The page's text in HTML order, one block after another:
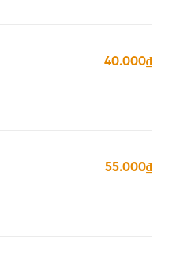
40.000₫
55.000₫